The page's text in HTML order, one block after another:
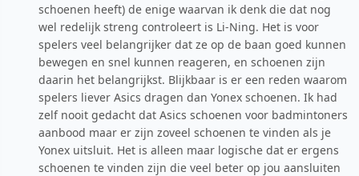
schoenen heeft) de enige waarvan ik denk die dat nog
wel redelijk streng controleert is Li-Ning. Het is voor
spelers veel belangrijker dat ze op de baan goed kunnen
bewegen en snel kunnen reageren, en schoenen zijn
daarin het belangrijkst. Blijkbaar is er een reden waarom
spelers liever Asics dragen dan Yonex schoenen. Ik had
zelf nooit gedacht dat Asics schoenen voor badmintoners
aanbood maar er zijn zoveel schoenen te vinden als je
Yonex uitsluit. Het is alleen maar logische dat er ergens
schoenen te vinden zijn die veel beter op jou aansluiten